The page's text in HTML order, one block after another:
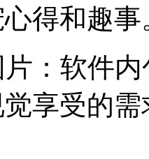
得和趣事
：软件
享受的